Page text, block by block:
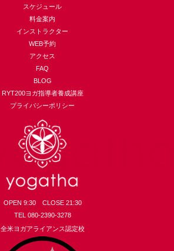
スケジュール
料金案内
インストラクター
WEB予約
アクセス
FAQ
BLOG
RYT200ヨガ指導者養成講座
プライバシーポリシー
OPEN 9:30 CLOSE 21:30
TEL 080-2390-3278
全米ヨガアライアンス認定校